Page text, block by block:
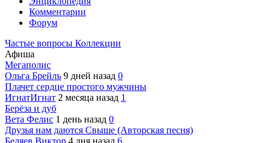
Комментарии
Форум
Частые вопросы Коллекции
Афиша
Мегаполис
Ольга Брейль 9 дней назад 0
Плачет сердце простого мужчины
ИгнатИгнат 2 месяца назад 1
Берёза и дуб
Вета Фелис 1 день назад 0
Друзья нам даются Свыше (Авторская песня)
Беляев Виктор 4 дня назад 6